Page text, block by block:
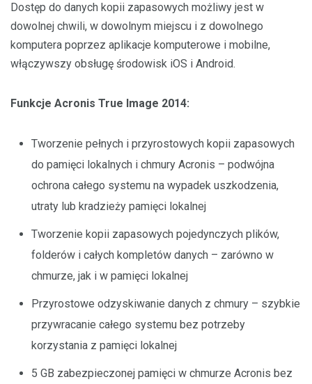
Dostęp do danych kopii zapasowych możliwy jest w
dowolnej chwili, w dowolnym miejscu i z dowolnego
komputera poprzez aplikacje komputerowe i mobilne,
włączywszy obsługę środowisk iOS i Android.
Funkcje Acronis True Image 2014:
Tworzenie pełnych i przyrostowych kopii zapasowych
do pamięci lokalnych i chmury Acronis – podwójna
ochrona całego systemu na wypadek uszkodzenia,
utraty lub kradzieży pamięci lokalnej
Tworzenie kopii zapasowych pojedynczych plików,
folderów i całych kompletów danych – zarówno w
chmurze, jak i w pamięci lokalnej
Przyrostowe odzyskiwanie danych z chmury – szybkie
przywracanie całego systemu bez potrzeby
korzystania z pamięci lokalnej
5 GB zabezpieczonej pamięci w chmurze Acronis bez